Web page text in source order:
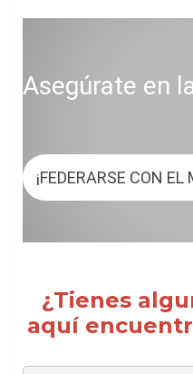
Asegúrate en
¡FEDERARSE CON
¿Tienes
aquí